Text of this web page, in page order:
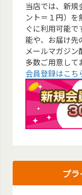
当店では、新規
ント＝１円）を
ぐに利用可能
能や、お届け先
メールマガジン
多数ご用意して
会員登録はこち
プ